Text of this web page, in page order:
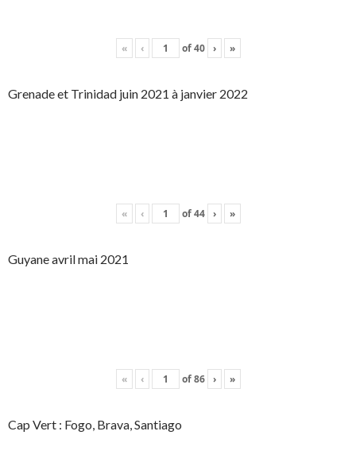
« ‹ of40 › »
Grenade et Trinidad juin 2021 à janvier 2022
« ‹ of44 › »
Guyane avril mai 2021
« ‹ of86 › »
Cap Vert : Fogo, Brava, Santiago